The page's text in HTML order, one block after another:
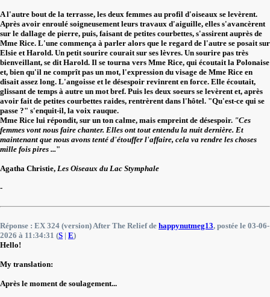
A l'autre bout de la terrasse, les deux femmes au profil d'oiseaux se levèrent.
Après avoir enroulé soigneusement leurs travaux d'aiguille, elles s'avancèrent
sur le dallage de pierre, puis, faisant de petites courbettes, s'assirent auprès de
Mme Rice. L'une commença à parler alors que le regard de l'autre se posait sur
Elsie et Harold. Un petit sourire courait sur ses lèvres. Un sourire pas très
bienveillant, se dit Harold. Il se tourna vers Mme Rice, qui écoutait la Polonaise
et, bien qu'il ne comprît pas un mot, l'expression du visage de Mme Rice en
disait assez long. L'angoisse et le désespoir revinrent en force. Elle écoutait,
glissant de temps à autre un mot bref. Puis les deux soeurs se levèrent et, après
avoir fait de petites courbettes raides, rentrèrent dans l'hôtel. "Qu'est-ce qui se
passe ?" s'enquit-il, la voix rauque.
Mme Rice lui répondit, sur un ton calme, mais empreint de désespoir. "Ces
femmes vont nous faire chanter. Elles ont tout entendu la nuit dernière. Et
maintenant que nous avons tenté d'étouffer l'affaire, cela va rendre les choses
mille fois pires ..."
Agatha Christie, Les Oiseaux du Lac Stymphale
-
Réponse : EX 324 (version) After The Relief de happynutmeg13, postée le 03-06-
2026 à 11:34:31 (S | E)
Hello!
My translation:
Après le moment de soulagement...